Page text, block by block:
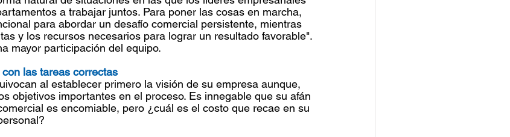
a trabajar juntos. Para poner las cosas en marcha,
para abordar un desafío comercial persistente, mientras
y los recursos necesarios para lograr un resultado favorable".
mayor participación del equipo.
las tareas correctas
al establecer primero la visión de su empresa aunque,
objetivos importantes en el proceso. Es innegable que su afán
es encomiable, pero ¿cuál es el costo que recae en su